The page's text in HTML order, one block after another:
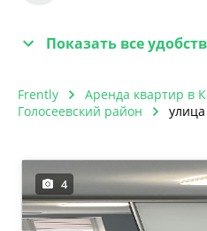
Показать все
Frently
Аренда квартир в
Голосеевский район
4